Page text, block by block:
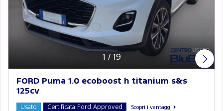
1 / 19
FORD Puma 1.0 ecoboost h titanium s&s
125cv
Usato Certificata Ford Approved Scopri i vantaggi